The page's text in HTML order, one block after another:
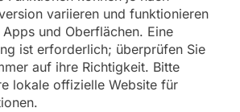
variieren und funktionieren
und Oberflächen. Eine
ist erforderlich; überprüfen Sie
auf ihre Richtigkeit. Bitte
lokale offizielle Website für